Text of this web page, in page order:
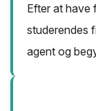
Efter at have
studerendes
agent og